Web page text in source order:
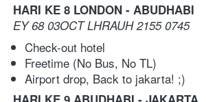
HARI KE 8 LONDON - ABUDHABI
EY 68 03OCT LHRAUH 2155 0745
Check-out hotel
Freetime (No Bus, No TL)
Airport drop, Back to jakarta! ;)